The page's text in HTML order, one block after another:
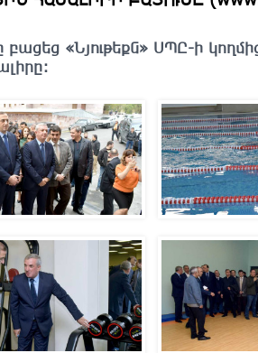
«Նյութեքն» ՍՊԸ-ի